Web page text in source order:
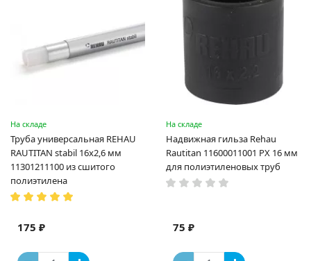
На складе
Труба универсальная REHAU
RAUTITAN stabil 16х2,6 мм
11301211100 из сшитого
полиэтилена
175 ₽
На складе
Надвижная гильза Rehau
Rautitan 11600011001 PX 16 мм
для полиэтиленовых труб
75 ₽